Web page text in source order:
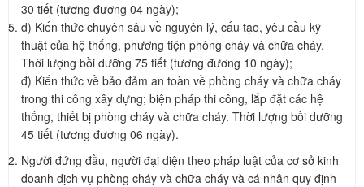
30 tiết (tương đương 04 ngày);
d) Kiến thức chuyên sâu về nguyên lý, cấu tạo, yêu cầu kỹ
thuật của hệ thống, phương tiện phòng cháy và chữa cháy.
Thời lượng bồi dưỡng 75 tiết (tương đương 10 ngày);
đ) Kiến thức về bảo đảm an toàn về phòng cháy và chữa cháy
trong thi công xây dựng; biện pháp thi công, lắp đặt các hệ
thống, thiết bị phòng cháy và chữa cháy. Thời lượng bồi dưỡng
45 tiết (tương đương 06 ngày).
Người đứng đầu, người đại diện theo pháp luật của cơ sở kinh
doanh dịch vụ phòng cháy và chữa cháy và cá nhân quy định